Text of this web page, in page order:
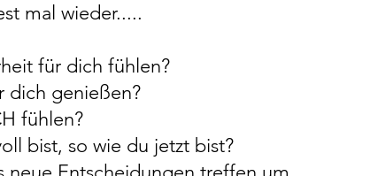
mal wieder.....
für dich fühlen?
dich genießen?
fühlen?
bist, so wie du jetzt bist?